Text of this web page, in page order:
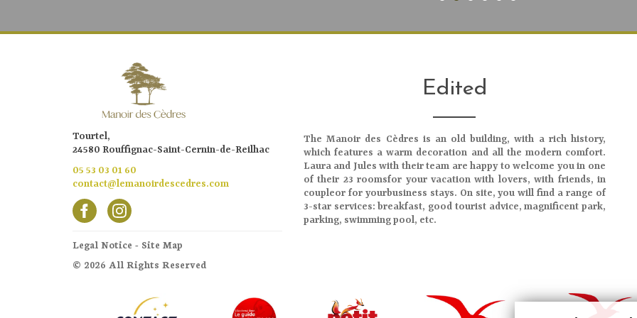
Tourtel,
24580 Rouffignac-Saint-Cernin-de-Reilhac
05 53 03 01 60
contact@lemanoirdescedres.com
Legal Notice - Site Map
© 2026 All Rights Reserved
Edited
TheManoir des Cèdres is an old building, with a rich history,
which features awarm decoration and all the modern comfort.
Laura and Jules with their team are happy to welcome you in one
of their 23 roomsfor your vacation with lovers, with friends, in
coupleor for yourbusiness stays. On site, you will find a range of
3-star services: breakfast, good tourist advice, magnificent park,
parking, swimming pool, etc.